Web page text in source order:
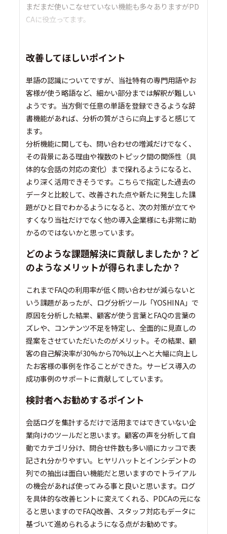
まだまだ使いこなせていない機能も多々ありますがPD
CAに役立ってます。
改善してほしいポイント
単語の認識についてですが、当社特有の専門用語やお
客様が使う略語など、細かい部分までは解釈が難しい
ようです。当方側で任意の単語を登録できるような辞
書機能があれば、分析の質がさらに向上すると感じて
ます。
分析機能に関しても、問い合わせの増減だけでなく、
その背景にある理由や複数のトピック間の関係性（具
体的な会話の対応の変化）まで探れるようになると、
より深く活用できそうです。こちらで指定した過去の
データと比較して、改善された点や新たに発生した課
題がひと目でわかるようになると、次の対策が立てや
すくなり当社だけでなく他の導入企業様にも非常に助
かるのではないかと思っています。
どのような課題解決に貢献しましたか？ど
のようなメリットが得られましたか？
これまでFAQの利用率が低く問い合わせが減らないと
いう課題があったが、ログ分析ツール「YOSHINA」で
原因を分析した結果、顧客が使う言葉とFAQの言葉の
ズレや、コンテンツ不足を特定し、全面的に見直しの
提案をさせていただいたのがメリット。その結果、顧
客の自己解決率が30%から70%以上へと大幅に向上し
たお客様の事例を作ることができた。サービス導入の
成功事例のサポートに貢献してしています。
検討者へお勧めするポイント
会話ログを集計するだけで活用まではできていない企
業向けのツールだと思います。顧客の声を分析して自
動でカテゴリ分け、問合せ件数も多い順にカッコで表
記され分かりやすい。ヒヤリハットとインシデントの
列での抽出は面白い機能だと思いますのでトライアル
の機会があれば使ってみる事と良いと思います。ログ
を具体的な改善ヒントに変えてくれる、PDCAの元にな
ると思いますのでFAQ改善、スタッフ対応もデータに
基づいて進められるようになる点がお勧めです。